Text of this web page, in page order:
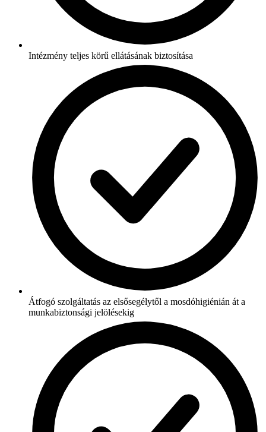
Intézmény teljes körű ellátásának biztosítása
Átfogó szolgáltatás az elsősegélytől a mosdóhigiénián át a
munkabiztonsági jelölésekig